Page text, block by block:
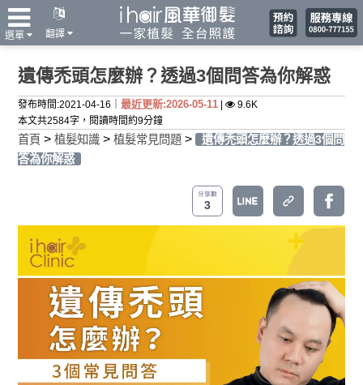
翻譯
選單
遺傳禿頭怎麼辦？透過3個問答為你解惑
發布時間:2021-04-16｜ 最近更新:2026-05-11
9.6K
本文共2584字，閱讀時間約9分鐘
首頁 > 植髮知識 > 植髮常見問題 >
遺傳禿頭怎麼辦？透過3個問
答為你解惑
3